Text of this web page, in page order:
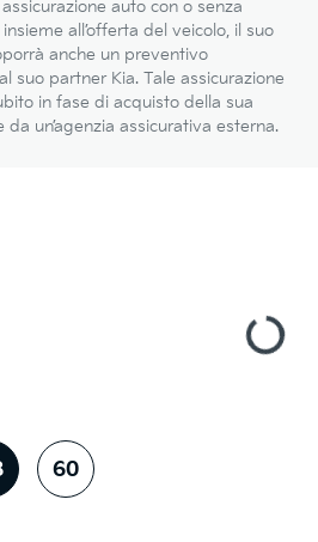
auto con o senza
all’offerta del veicolo, il suo
anche un preventivo
suo partner Kia. Tale assicurazione
in fase di acquisto della sua
un’agenzia assicurativa esterna.
60